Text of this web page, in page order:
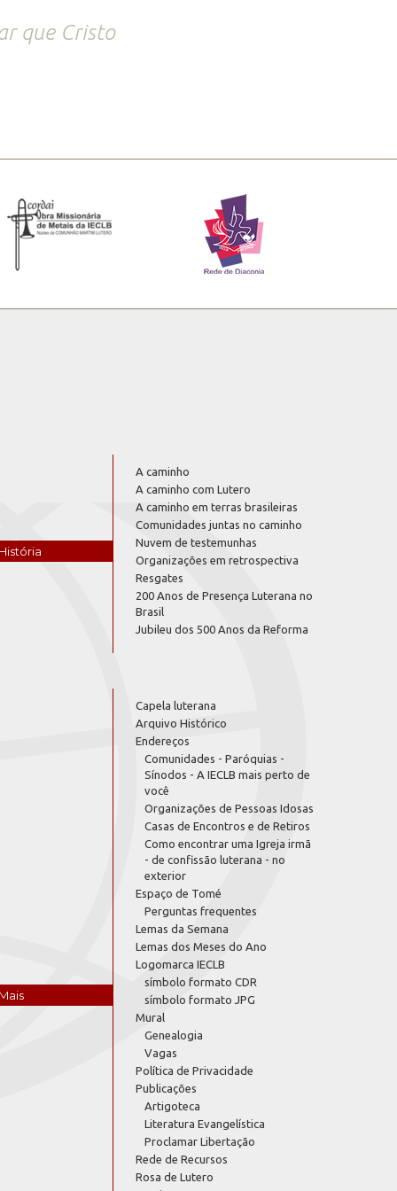
que Cristo
História
A caminho
A caminho com Lutero
A caminho em terras brasileiras
Comunidades juntas no caminho
Nuvem de testemunhas
Organizações em retrospectiva
Resgates
200 Anos de Presença Luterana no
Brasil
Jubileu dos 500 Anos da Reforma
Mais
Capela luterana
Arquivo Histórico
Endereços
Comunidades - Paróquias -
Sínodos - A IECLB mais perto de
você
Organizações de Pessoas Idosas
Casas de Encontros e de Retiros
Como encontrar uma Igreja irmã
- de confissão luterana - no
exterior
Espaço de Tomé
Perguntas frequentes
Lemas da Semana
Lemas dos Meses do Ano
Logomarca IECLB
símbolo formato CDR
símbolo formato JPG
Mural
Genealogia
Vagas
Política de Privacidade
Publicações
Artigoteca
Literatura Evangelística
Proclamar Libertação
Rede de Recursos
Rosa de Lutero